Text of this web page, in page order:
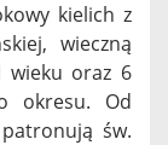
kielich z
wieczną
wieku oraz 6
okresu. Od
św.